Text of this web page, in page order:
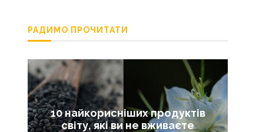
РАДИМО ПРОЧИТАТИ
10 найкорисніших продуктів
світу, які ви не вживаєте